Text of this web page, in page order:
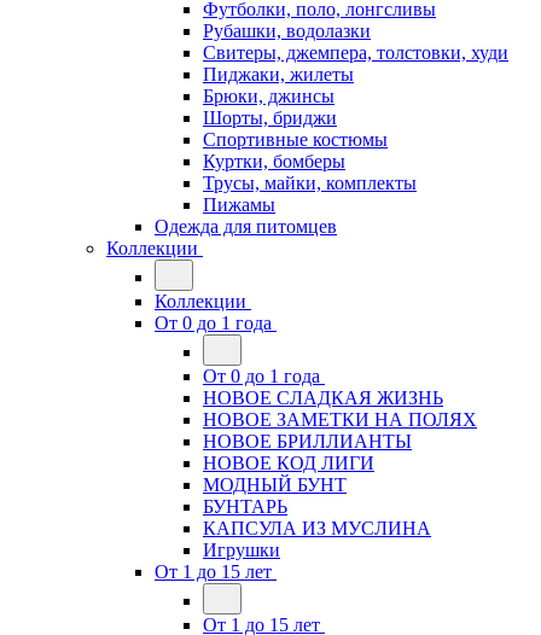
Футболки, поло, лонгсливы
Рубашки, водолазки
Свитеры, джемпера, толстовки, худи
Пиджаки, жилеты
Брюки, джинсы
Шорты, бриджи
Спортивные костюмы
Куртки, бомберы
Трусы, майки, комплекты
Пижамы
Одежда для питомцев
Коллекции
Коллекции
От 0 до 1 года
От 0 до 1 года
НОВОЕ СЛАДКАЯ ЖИЗНЬ
НОВОЕ ЗАМЕТКИ НА ПОЛЯХ
НОВОЕ БРИЛЛИАНТЫ
НОВОЕ КОД ЛИГИ
МОДНЫЙ БУНТ
БУНТАРЬ
КАПСУЛА ИЗ МУСЛИНА
Игрушки
От 1 до 15 лет
От 1 до 15 лет